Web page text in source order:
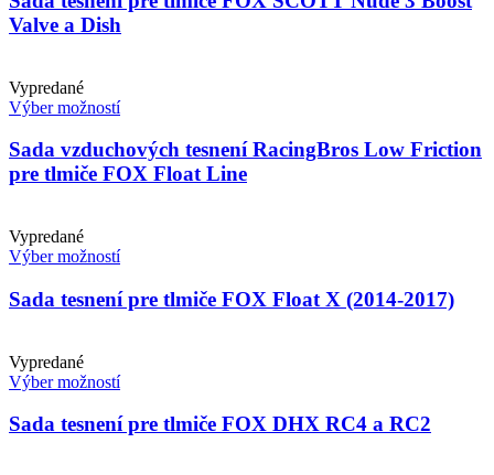
Valve a Dish
Vypredané
Výber možností
Sada vzduchových tesnení RacingBros Low Friction
pre tlmiče FOX Float Line
Vypredané
Výber možností
Sada tesnení pre tlmiče FOX Float X (2014-2017)
Vypredané
Výber možností
Sada tesnení pre tlmiče FOX DHX RC4 a RC2